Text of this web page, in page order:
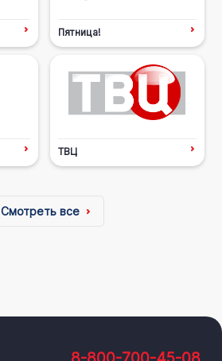
Пятница!
ТВЦ
Смотреть все